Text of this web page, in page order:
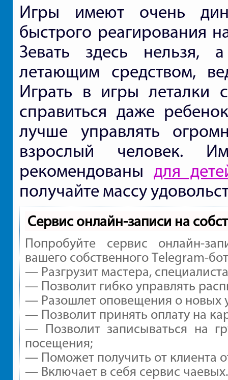
Игры имеют очень
быстрого реагирования
Зевать здесь нельзя,
летающим средством,
Играть в игры леталки
справиться даже
лучше управлять
взрослый человек.
рекомендованы для
получайте массу
Сервис онлайн-записи на
Попробуйте сервис онлайн-
вашего собственного Telegram-
— Разгрузит мастера,
— Позволит гибко управлять
— Разошлет оповещения о новых
— Позволит принять оплату на
— Позволит записываться на
посещения;
— Поможет получить от клиента
— Включает в себя сервис чаевых.